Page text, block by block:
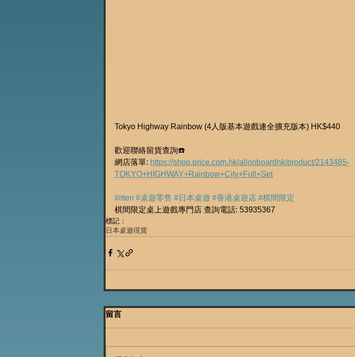
Tokyo Highway Rainbow (4人版基本遊戲連全擴充版本) HK$440
歡迎聯絡留貨查詢☎️
網店落單: https://shop.price.com.hk/allonboardhk/product/2143485-
TOKYO+HIGHWAY+Rainbow+City+Full+Set
#itten #桌遊零售 #日本桌遊 #香港桌遊店 #棋間限定
棋間限定桌上遊戲專門店 查詢電話: 53935367
標記：
日本桌遊現貨
留言